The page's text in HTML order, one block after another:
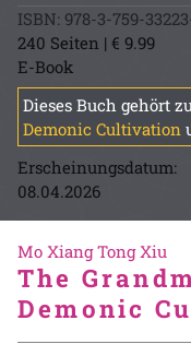
ISBN: 978-3-759-
240 Seiten | € 9.99
E-Book
Dieses Buch gehört
Demonic Cultivation
Erscheinungsdatum:
08.04.2026
Mo Xiang Tong Xiu
The
Demonic